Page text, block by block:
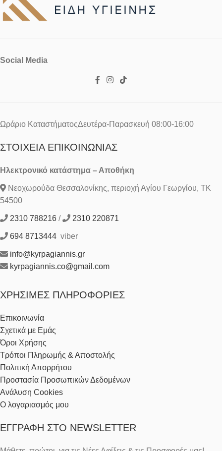
Social Media
Ωράριο ΚαταστήματοςΔευτέρα-Παρασκευή 08:00-16:00
ΣΤΟΙΧΕΊΑ ΕΠΙΚΟΙΝΩΝΊΑΣ
Ηλεκτρονικό κατάστημα – Αποθήκη
Νεοχωρούδα Θεσσαλονίκης, περιοχή Αγίου Γεωργίου, ΤΚ
54500
2310 788216 / 2310 220871
694 8713444 viber
info@kyrpagiannis.gr
kyrpagiannis.co@gmail.com
ΧΡΉΣΙΜΕΣ ΠΛΗΡΟΦΟΡΊΕΣ
Επικοινωνία
Σχετικά με Εμάς
Όροι Χρήσης
Τρόποι Πληρωμής & Αποστολής
Πολιτική Απορρήτου
Προστασία Προσωπικών Δεδομένων
Ανάλυση Cookies
Ο λογαριασμός μου
ΕΓΓΡΑΦΉ ΣΤΟ NEWSLETTER